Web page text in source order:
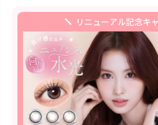
リニューアル記念キ